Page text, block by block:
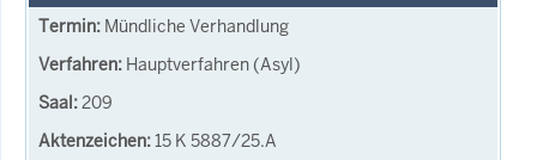
Mündliche Verhandlung
Hauptverfahren (Asyl)
209
15 K 5887/25.A